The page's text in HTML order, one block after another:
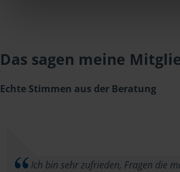
Das sagen meine
Echte Stimmen aus der Beratung
Ich bin sehr zufrieden, Fragen die